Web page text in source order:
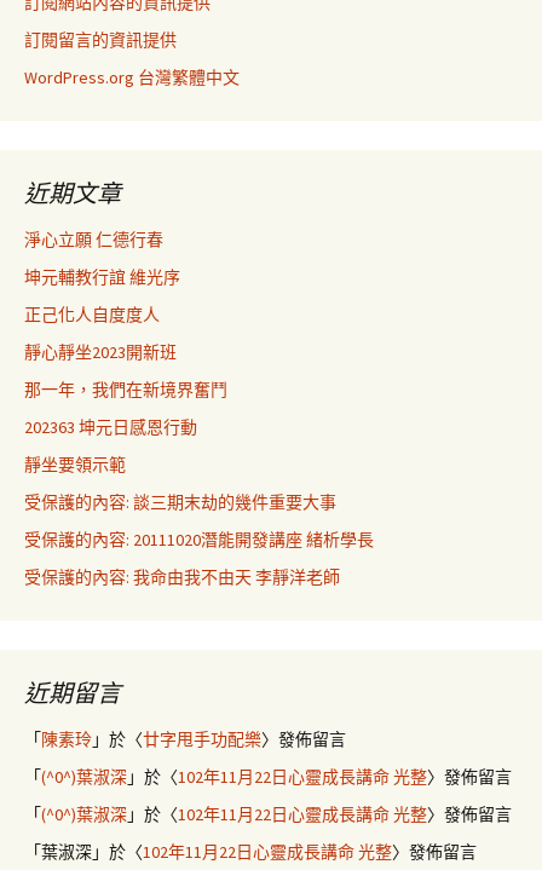
訂閱留言的資訊提供
WordPress.org 台灣繁體中文
近期文章
淨心立願 仁德行春
坤元輔教行誼 維光序
正己化人自度度人
靜心靜坐2023開新班
那一年，我們在新境界奮鬥
202363 坤元日感恩行動
靜坐要領示範
受保護的內容: 談三期末劫的幾件重要大事
受保護的內容: 20111020潛能開發講座 緒析學長
受保護的內容: 我命由我不由天 李靜洋老師
近期留言
「陳素玲」於〈廿字甩手功配樂〉發佈留言
「(^0^)葉淑深」於〈102年11月22日心靈成長講命 光整〉發佈留言
「(^0^)葉淑深」於〈102年11月22日心靈成長講命 光整〉發佈留言
「葉淑深」於〈102年11月22日心靈成長講命 光整〉發佈留言